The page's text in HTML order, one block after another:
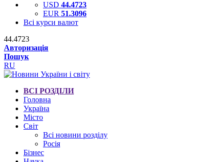
USD 44.4723
EUR 51.3096
Всі курси валют
44.4723
Авторизація
Пошук
RU
ВСІ РОЗДІЛИ
Головна
Україна
Місто
Світ
Всі новини розділу
Росія
Бізнес